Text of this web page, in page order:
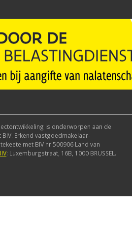
is onderworpen aan de
Erkend vastgoedmakelaar-
met BIV nr 500906 Land van
: Luxemburgstraat, 16B, 1000 BRUSSEL.